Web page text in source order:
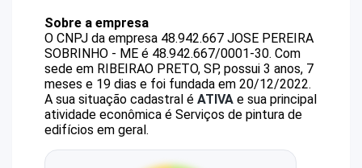
Sobre a empresa
O CNPJ da empresa 48.942.667 JOSE PEREIRA
SOBRINHO - ME é 48.942.667/0001-30. Com
sede em RIBEIRAO PRETO, SP, possui 3 anos, 7
meses e 19 dias e foi fundada em 20/12/2022.
A sua situação cadastral é ATIVA e sua principal
atividade econômica é Serviços de pintura de
edifícios em geral.